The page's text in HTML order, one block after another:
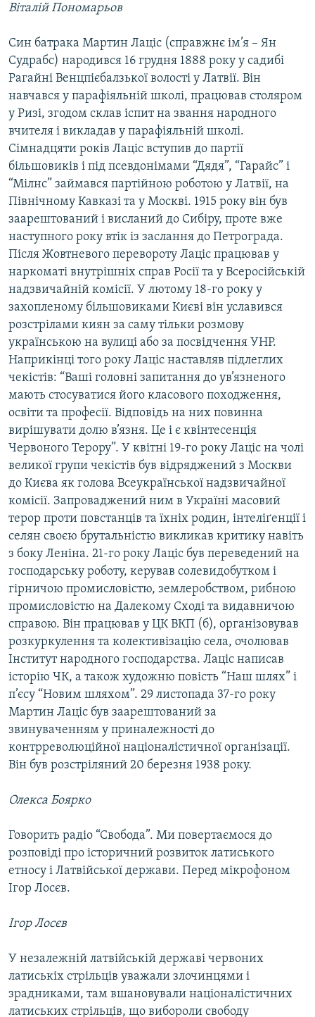
Віталій Пономарьов
Син батрака Мартин Лаціс (справжнє ім’я – Ян
Судрабс) народився 16 грудня 1888 року у садибі
Рагайні Венцпієбалзької волості у Латвії. Він
навчався у парафіяльній школі, працював столяром
у Ризі, згодом склав іспит на звання народного
вчителя і викладав у парафіяльній школі.
Сімнадцяти років Лаціс вступив до партії
більшовиків і під псевдонімами “Дядя”, “Гарайс” і
“Мілнс” займався партійною роботою у Латвії, на
Північному Кавказі та у Москві. 1915 року він був
заарештований і висланий до Сибіру, проте вже
наступного року втік із заслання до Петрограда.
Після Жовтневого перевороту Лаціс працював у
наркоматі внутрішніх справ Росії та у Всеросійській
надзвичайній комісії. У лютому 18-го року у
захопленому більшовиками Києві він уславився
розстрілами киян за саму тільки розмову
українською на вулиці або за посвідчення УНР.
Наприкінці того року Лаціс наставляв підлеглих
чекістів: “Ваші головні запитання до ув’язненого
мають стосуватися його класового походження,
освіти та професії. Відповідь на них повинна
вирішувати долю в’язня. Це і є квінтесенція
Червоного Терору”. У квітні 19-го року Лаціс на чолі
великої групи чекістів був відряджений з Москви
до Києва як голова Всеукраїнської надзвичайної
комісії. Запроваджений ним в Україні масовий
терор проти повстанців та їхніх родин, інтеліґенції і
селян своєю брутальністю викликав критику навіть
з боку Леніна. 21-го року Лаціс був переведений на
господарську роботу, керував солевидобутком і
гірничою промисловістю, землеробством, рибною
промисловістю на Далекому Сході та видавничою
справою. Він працював у ЦК ВКП (б), організовував
розкуркулення та колективізацію села, очолював
Інститут народного господарства. Лаціс написав
історію ЧК, а також художню повість “Наш шлях” і
п’єсу “Новим шляхом”. 29 листопада 37-го року
Мартин Лаціс був заарештований за
звинуваченням у приналежності до
контрреволюційної націоналістичної організації.
Він був розстріляний 20 березня 1938 року.
Олекса Боярко
Говорить радіо “Свобода”. Ми повертаємося до
розповіді про історичний розвиток латиського
етносу і Латвійської держави. Перед мікрофоном
Ігор Лосєв.
Ігор Лосєв
У незалежній латвійській державі червоних
латиськіх стрільців уважали злочинцями і
зрадниками, там вшановували націоналістичних
латиських стрільців, що вибороли свободу